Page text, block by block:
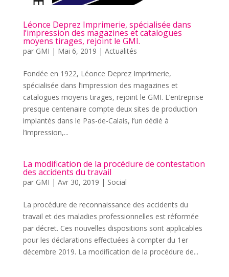
Léonce Deprez Imprimerie, spécialisée dans
l’impression des magazines et catalogues
moyens tirages, rejoint le GMI.
par GMI | Mai 6, 2019 | Actualités
Fondée en 1922, Léonce Deprez Imprimerie,
spécialisée dans l’impression des magazines et
catalogues moyens tirages, rejoint le GMI. L’entreprise
presque centenaire compte deux sites de production
implantés dans le Pas-de-Calais, l’un dédié à
l’impression,...
La modification de la procédure de contestation
des accidents du travail
par GMI | Avr 30, 2019 | Social
La procédure de reconnaissance des accidents du
travail et des maladies professionnelles est réformée
par décret. Ces nouvelles dispositions sont applicables
pour les déclarations effectuées à compter du 1er
décembre 2019. La modification de la procédure de...